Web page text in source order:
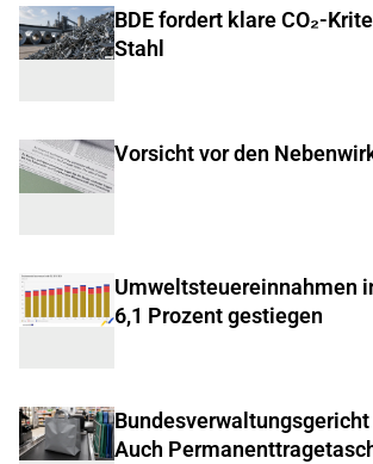
BDE fordert klare CO₂-
Stahl
Vorsicht vor den
Umweltsteuereinnahmen
6,1 Prozent gestiegen
Auch